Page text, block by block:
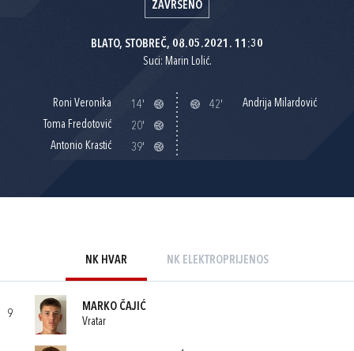
ZAVRŠENO
BLATO, STOBREČ, 08.05.2021. 11:30
Suci: Marin Lolić.
Roni Veronika
14'
Toma Fredotović
20'
Antonio Krastić
39'
42' Andrija Milardović
NK HVAR NK ELEKTROPRIJENOS
9
MARKO ČAJIĆ
Vratar